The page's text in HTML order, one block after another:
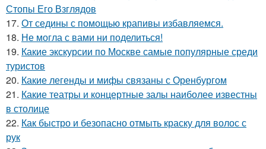
Стопы Его Взглядов
17. От седины с помощью крапивы избавляемся.
18. Не могла с вами ни поделиться!
19. Какие экскурсии по Москве самые популярные среди
туристов
20. Какие легенды и мифы связаны с Оренбургом
21. Какие театры и концертные залы наиболее известны
в столице
22. Как быстро и безопасно отмыть краску для волос с
рук